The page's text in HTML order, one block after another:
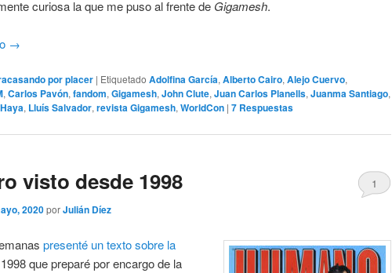
curiosa la que me puso al frente de Gigamesh.
→
por placer | Etiquetado Adolfina García, Alberto Cairo, Alejo Cuervo,
, Carlos Pavón, fandom, Gigamesh, John Clute, Juan Carlos Planells, Juanma Santiago,
, Lluís Salvador, revista Gigamesh, WorldCon | 7 Respuestas
visto desde 1998
2020porJulián Díez
1
presenté un texto sobre la
que preparé por encargo de la